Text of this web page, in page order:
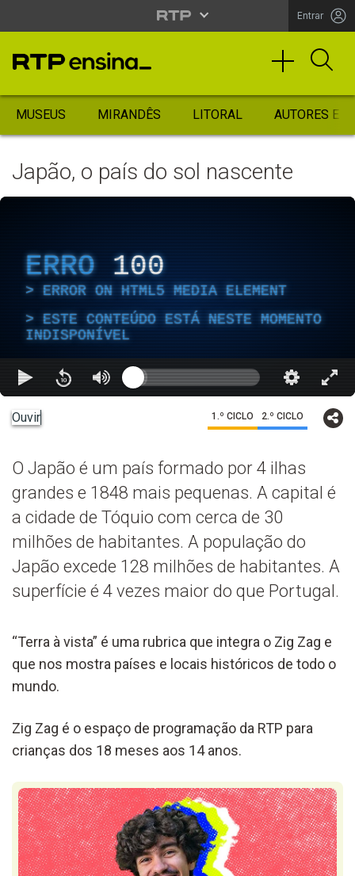
Entrar
MUSEUS MIRANDÊS LITORAL AUTORES
Japão, o país do sol nascente
ERRO 100
ERROR ON HTML5 MEDIA ELEMENT
ESTE CONTEÚDO ESTÁ NESTE MOMENTO
INDISPONÍVEL
Ouvir 1.º CICLO 2.º CICLO
O Japão é um país formado por 4 ilhas
grandes e 1848 mais pequenas. A capital é
a cidade de Tóquio com cerca de 30
milhões de habitantes. A população do
Japão excede 128 milhões de habitantes. A
superfície é 4 vezes maior do que Portugal.
“Terra à vista” é uma rubrica que integra o Zig Zag e
que nos mostra países e locais históricos de todo o
mundo.
Zig Zag é o espaço de programação da RTP para
crianças dos 18 meses aos 14 anos.